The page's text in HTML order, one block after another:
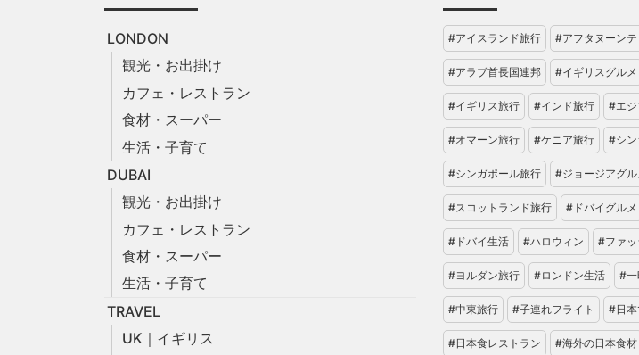
LONDON
観光・お出掛け
カフェ・レストラン
食材・スーパー
生活・子育て
DUBAI
観光・お出掛け
カフェ・レストラン
食材・スーパー
生活・子育て
TRAVEL
UK｜イギリス
#アイスランド旅行 #アフタヌーンテ
#アラブ首長国連邦 #イギリスグルメ
#イギリス旅行 #インド旅行 #エジ
#オマーン旅行 #ケニア旅行 #シン
#シンガポール旅行 #ジョージアグル
#スコットランド旅行 #ドバイグルメ
#ドバイ生活 #ハロウィン #ファッ
#ヨルダン旅行 #ロンドン生活 #一
#中東旅行 #子連れフライト #日本
#日本食レストラン #海外の日本食材